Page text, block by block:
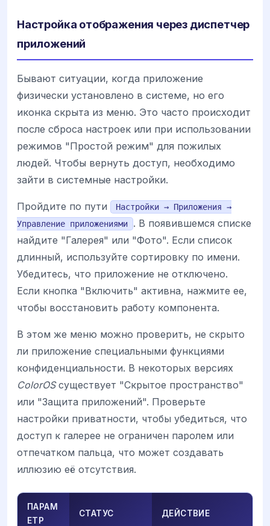
Настройка отображения через диспетчер
приложений
Бывают ситуации, когда приложение
физически установлено в системе, но его
иконка скрыта из меню. Это часто происходит
после сброса настроек или при использовании
режимов "Простой режим" для пожилых
людей. Чтобы вернуть доступ, необходимо
зайти в системные настройки.
Пройдите по пути
Настройки → Приложения →
Управление приложениями
. В появившемся списке
найдите "Галерея" или "Фото". Если список
длинный, используйте сортировку по имени.
Убедитесь, что приложение не отключено.
Если кнопка "Включить" активна, нажмите ее,
чтобы восстановить работу компонента.
В этом же меню можно проверить, не скрыто
ли приложение специальными функциями
конфиденциальности. В некоторых версиях
ColorOSсуществует "Скрытое пространство"
или "Защита приложений". Проверьте
настройки приватности, чтобы убедиться, что
доступ к галерее не ограничен паролем или
отпечатком пальца, что может создавать
иллюзию её отсутствия.
ПАРАМ
ЕТР
СТАТУС ДЕЙСТВИЕ